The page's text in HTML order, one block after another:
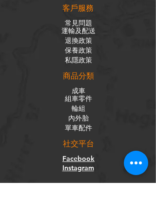
客戶服務
常見問題
運輸及配送
退換政策
保養政策
私隱政策
​商品分類
成車
組車零件
輪組
內外胎
單車配件
社交平台
Facebook
Instagram